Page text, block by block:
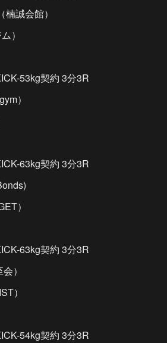
誠会館）
）
53kg契約 3分3R
）
63kg契約 3分3R
）
63kg契約 3分3R
）
）
54kg契約 3分3R